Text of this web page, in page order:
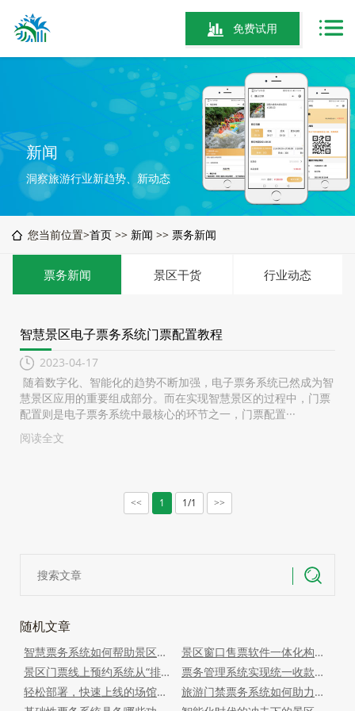
免费试用
新闻
洞察旅游行业新趋势、新动态
您当前位置>首页 >> 新闻 >> 票务新闻
票务新闻 景区干货 行业动态
智慧景区电子票务系统门票配置教程
2023-04-17
随着数字化、智能化的趋势不断加强，电子票务系统已然成为智
慧景区应用的重要组成部分。而在实现智慧景区的过程中，门票
配置则是电子票务系统中最核心的环节之一，门票配置···
阅读全文
<< 1 1/1 >>
随机文章
智慧票务系统如何帮助景区吸引目标游客？
景区窗口售票软件一体化构建智慧旅游体系
景区门票线上预约系统从“排长队”到“秒进园”的智慧转变
票务管理系统实现统一收款与智能分账
轻松部署，快速上线的场馆票务系统助力景区数字化
旅游门禁票务系统如何助力人流分析